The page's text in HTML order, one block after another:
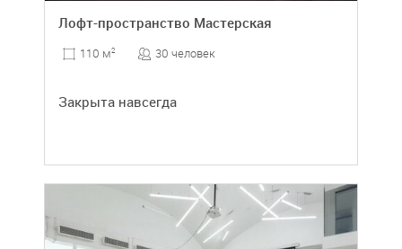
Лофт-пространство Мастерская
110 м2 30 человек
Закрыта навсегда